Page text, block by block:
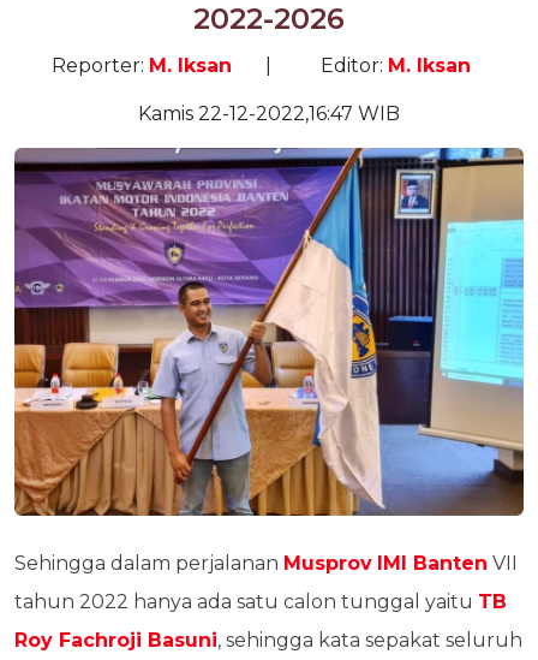
2022-2026
Reporter: M. Iksan Editor: M. Iksan
Kamis 22-12-2022,16:47 WIB
Sehingga dalam perjalanan Musprov IMI Banten VII
tahun 2022 hanya ada satu calon tunggal yaitu TB
Roy Fachroji Basuni, sehingga kata sepakat seluruh